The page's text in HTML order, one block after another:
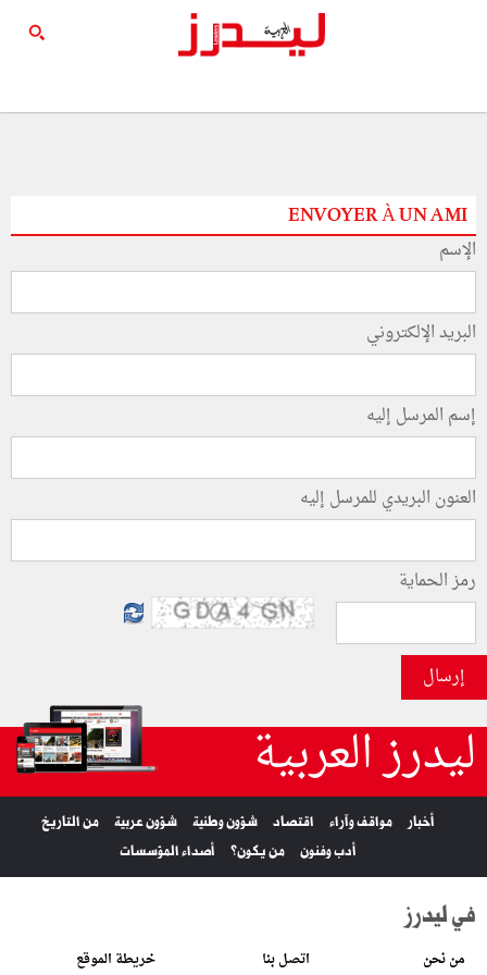
ENVOYER À UN AMI
الإسم
البريد الإلكتروني
إسم المرسل إليه
العنون البريدي للمرسل إليه
رمز الحماية
إرسال
ليدرز العربية
أخبار مواقف وآراء اقتصاد شؤون وطنية شؤون عربية
من التاريخ
أدب وفنون
من يكون؟ أصداء المؤسسات
في ليدرز
من نحن اتصل بنا خريطة الموقع